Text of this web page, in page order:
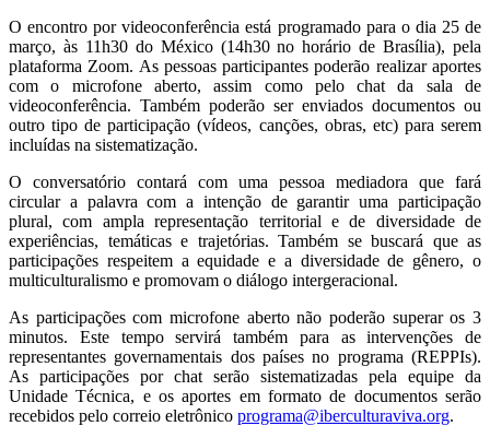
O encontro por videoconferência está programado para o dia 25 de
março, às 11h30 do México (14h30 no horário de Brasília), pela
plataforma Zoom. As pessoas participantes poderão realizar aportes
com o microfone aberto, assim como pelo chat da sala de
videoconferência. Também poderão ser enviados documentos ou
outro tipo de participação (vídeos, canções, obras, etc) para serem
incluídas na sistematização.
O conversatório contará com uma pessoa mediadora que fará
circular a palavra com a intenção de garantir uma participação
plural, com ampla representação territorial e de diversidade de
experiências, temáticas e trajetórias. Também se buscará que as
participações respeitem a equidade e a diversidade de gênero, o
multiculturalismo e promovam o diálogo intergeracional.
As participações com microfone aberto não poderão superar os 3
minutos. Este tempo servirá também para as intervenções de
representantes governamentais dos países no programa (REPPIs).
As participações por chat serão sistematizadas pela equipe da
Unidade Técnica, e os aportes em formato de documentos serão
recebidos pelo correio eletrônico programa@iberculturaviva.org.